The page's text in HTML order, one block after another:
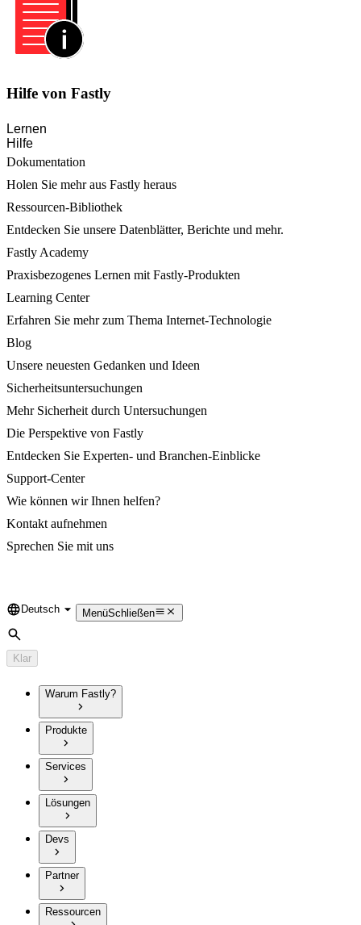
Hilfe von Fastly
Lernen
Hilfe
Dokumentation
Holen Sie mehr aus Fastly heraus
Ressourcen-Bibliothek
Entdecken Sie unsere Datenblätter, Berichte und mehr.
Fastly Academy
Praxisbezogenes Lernen mit Fastly-Produkten
Learning Center
Erfahren Sie mehr zum Thema Internet-Technologie
Blog
Unsere neuesten Gedanken und Ideen
Sicherheitsuntersuchungen
Mehr Sicherheit durch Untersuchungen
Die Perspektive von Fastly
Entdecken Sie Experten- und Branchen-Einblicke
Support-Center
Wie können wir Ihnen helfen?
Kontakt aufnehmen
Sprechen Sie mit uns
Language
Deutsch MenüSchließen
Suche
Klar
Warum Fastly?
Produkte
Services
Lösungen
Devs
Partner
Ressourcen